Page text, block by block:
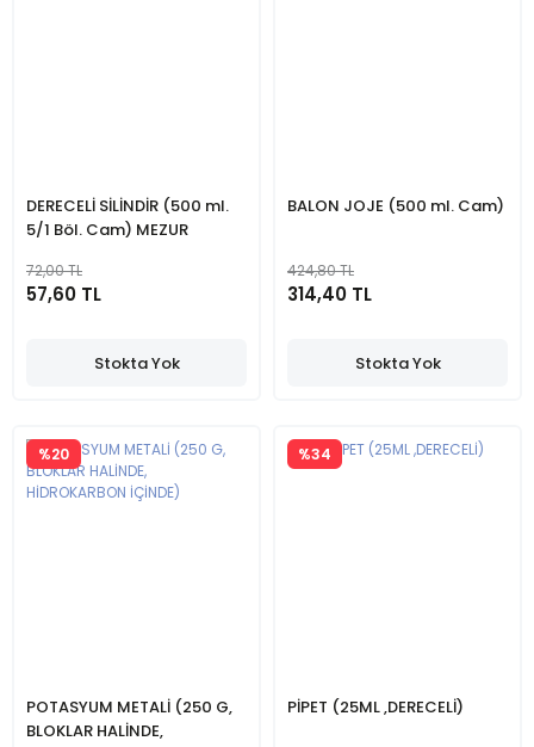
DERECELİ SİLİNDİR (500 ml.
5/1 Böl. Cam) MEZUR
72,00 TL
57,60 TL
Stokta Yok
BALON JOJE (500 ml. Cam)
424,80 TL
314,40 TL
Stokta Yok
POTASYUM METALİ (250 G,
BLOKLAR HALİNDE,
%20
PİPET (25ML ,DERECELİ)
%34